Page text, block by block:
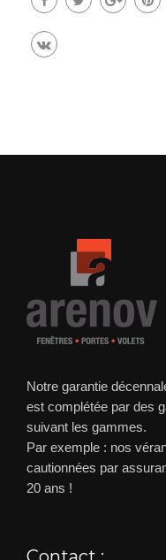
Notre garantie
est complétée par des
suivant les gammes.
Par exemple : nos
cautionnées par
20 ans !